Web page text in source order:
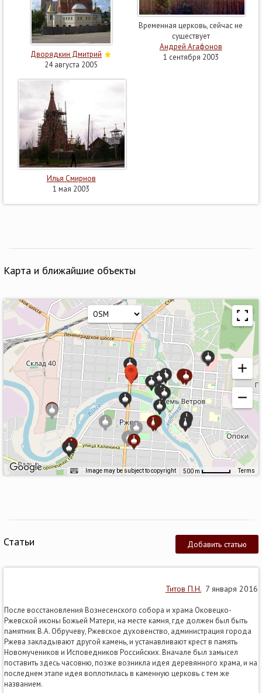
Дворядкин Дмитрий
24 августа 2005
Временная церковь, сейчас не
существует
Андрей Агафонов
1 сентября 2003
Илья Смирнов
1 мая 2003
Карта и ближайшие объекты
Image may be subject to copyright 500 m Terms
Добавить статью
Статьи
Титов П.Н. 7 января 2016
После восстановления Вознесенского собора и храма Оковецко-
Ржевской иконы Божьей Матери, на месте камня, где должен был быть
памятник В.А. Обручеву, Ржевское духовенство, администрация города
Ржева закладывают другой камень, и устанавливают крест в память
Новомучеников и Исповедников Российских. Вначале был замысел
поставить здесь часовню, позже возникла идея деревянного храма, и на
последнем этапе идея воплотилась в каменную церковь с тем же
названием.